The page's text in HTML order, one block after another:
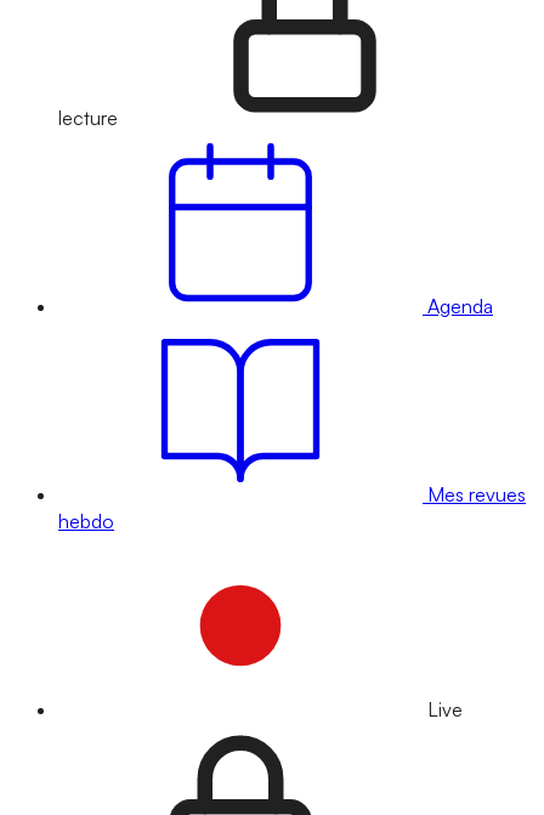
lecture
Agenda
Mes revues
hebdo
Live